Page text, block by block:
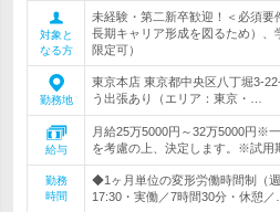
対象と
なる方
未経験・第二新卒歓迎！＜必須
長期キャリア形成を図るため）、
限定可）
勤務地
東京本店 東京都中央区八丁堀3-
う出張あり（エリア：東京・…
給与
月給25万5000円～32万5000円※
を考慮の上、決定します。※試用
勤務
時間
◆1ヶ月単位の変形労働時間制（
17:30・実働／7時間30分・休憩／…